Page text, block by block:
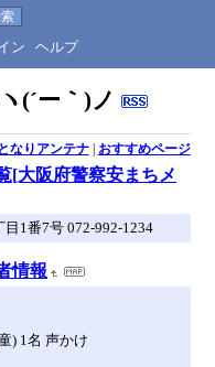
ン ヘルプ
(´ー｀)ノ
なりアンテナ| おすすめページ
[大阪府警察安まちメ
1番7号 072-992-1234
情報
) 1名 声かけ